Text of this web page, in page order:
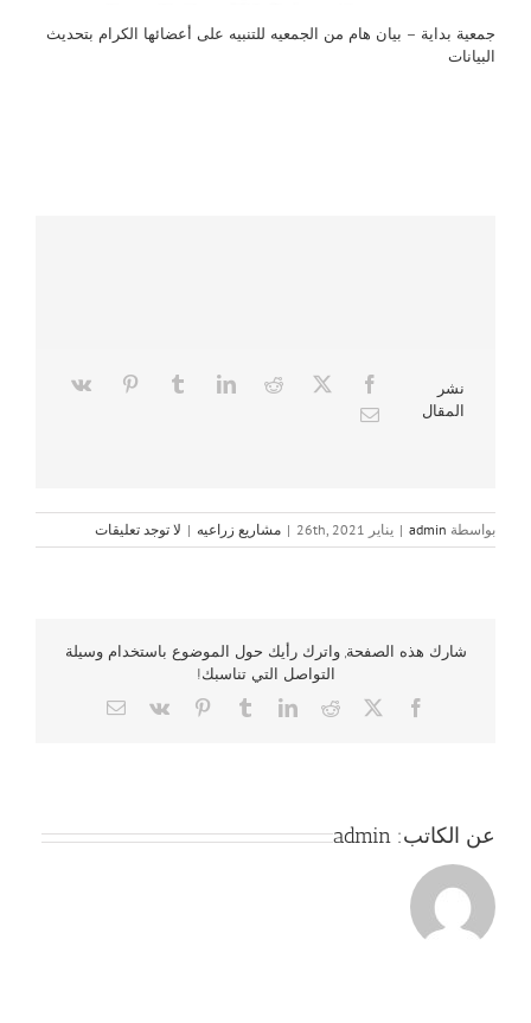
جمعية بداية – بيان هام من الجمعيه للتنبيه على أعضائها الكرام بتحديث
البيانات
نشر
المقال
بواسطة admin
| يناير 26th, 2021 | مشاريع زراعيه | لا توجد تعليقات
شارك هذه الصفحة, واترك رأيك حول الموضوع باستخدام وسيلة
التواصل التي تناسبك!
Facebook
X
Reddit
LinkedIn
Tumblr
Pinterest
Vk
Email
عن الكاتب: admin